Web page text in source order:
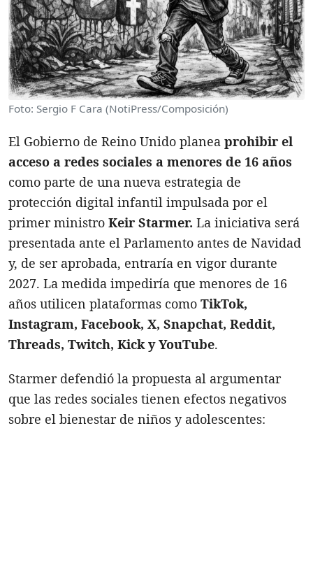
Foto: Sergio F Cara (NotiPress/Composición)
El Gobierno de Reino Unido planea prohibir el
acceso a redes sociales a menores de 16 años
como parte de una nueva estrategia de
protección digital infantil impulsada por el
primer ministro Keir Starmer. La iniciativa será
presentada ante el Parlamento antes de Navidad
y, de ser aprobada, entraría en vigor durante
2027. La medida impediría que menores de 16
años utilicen plataformas como TikTok,
Instagram, Facebook, X, Snapchat, Reddit,
Threads, Twitch, Kick y YouTube.
Starmer defendió la propuesta al argumentar
que las redes sociales tienen efectos negativos
sobre el bienestar de niños y adolescentes: